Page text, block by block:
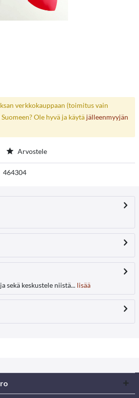
verkkokauppaan (toimitus vain
Ole hyvä ja käytä jälleenmyyjän
Arvostele
464304
sekä keskustele niistä... lisää